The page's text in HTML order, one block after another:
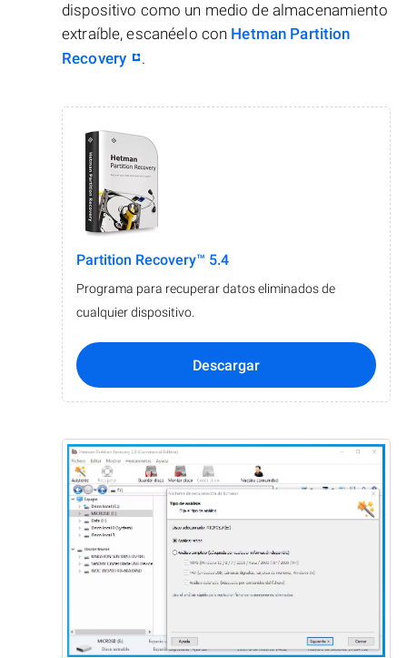
dispositivo como un medio de almacenamiento
extraíble, escanéelo con Hetman Partition
Recovery
.
Partition Recovery™ 5.4
Programa para recuperar datos eliminados de
cualquier dispositivo.
Descargar